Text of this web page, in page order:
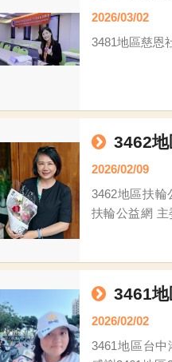
2026/03/02
3481地區慈恩
3462地
2026/02/09
3462地區扶輪公
扶輪公益網 主委 Art 林
蓮光復鄉馬太
一通電話，他
雙高級女鞋的
場又一場多處
然
3461地區
2026/02/02
3461地區台中